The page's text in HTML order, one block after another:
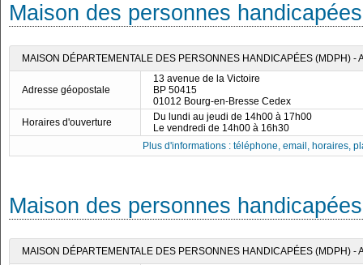
Maison des personnes
MAISON DÉPARTEMENTALE DES PERSONNES HANDICAPÉES (MDPH) -
Adresse géopostale
13 avenue de la Victoire
BP 50415
01012 Bourg-en-Bresse Cedex
Horaires d'ouverture
Du lundi au jeudi de 14h00 à 17h00
Le vendredi de 14h00 à 16h30
Plus d'informations : téléphone, email, horaires,
Maison des personnes
MAISON DÉPARTEMENTALE DES PERSONNES HANDICAPÉES (MDPH) -